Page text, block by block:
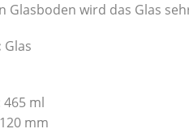
Glasboden wird das Glas
Glas
ml
mm